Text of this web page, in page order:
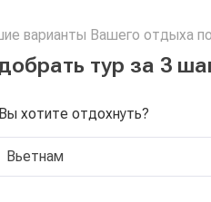
варианты Вашего отдыха
тур за 3
хотите отдохнуть?
Вьетнам